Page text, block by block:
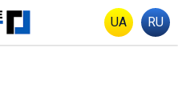
UA RU